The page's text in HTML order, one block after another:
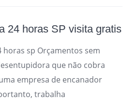
24 horas SP visita gratis
sp Orçamentos sem
que não cobra
empresa de encanador
trabalha